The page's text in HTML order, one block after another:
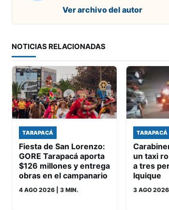
Ver archivo del autor
NOTICIAS RELACIONADAS
TARAPACÁ
Fiesta de San Lorenzo:
GORE Tarapacá aporta
$126 millones y entrega
obras en el campanario
4 AGO 2026 | 3 MIN.
TARAPACÁ
un taxi
a tres
Iquique
3 AGO 2026